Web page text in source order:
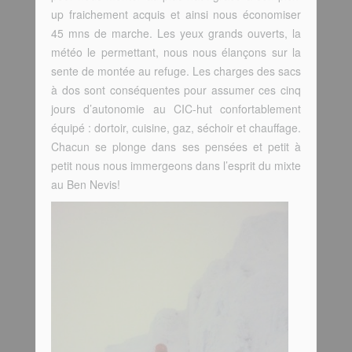
up fraichement acquis et ainsi nous économiser
45 mns de marche. Les yeux grands ouverts, la
météo le permettant, nous nous élançons sur la
sente de montée au refuge. Les charges des sacs
à dos sont conséquentes pour assumer ces cinq
jours d’autonomie au CIC-hut confortablement
équipé : dortoir, cuisine, gaz, séchoir et chauffage.
Chacun se plonge dans ses pensées et petit à
petit nous nous immergeons dans l’esprit du mixte
au Ben Nevis!